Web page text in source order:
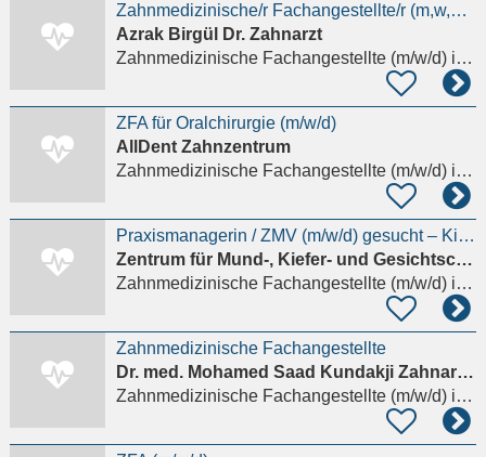
Zahnmedizinische/r Fachangestellte/r (m,w,d) in Mainz-Bretzenheim für PZR
Azrak Birgül Dr. Zahnarzt
Zahnmedizinische Fachangestellte (m/w/d)in Mainz
ZFA für Oralchirurgie (m/w/d)
AllDent Zahnzentrum
Zahnmedizinische Fachangestellte (m/w/d)in Mainz
Praxismanagerin / ZMV (m/w/d) gesucht – Kieferorthoädische Fachpraxis. Ab dem 01.10.2026 |
Zentrum für Mund-, Kiefer- und Gesichtschirurgie und Kieferorthopädie GbR
Zahnmedizinische Fachangestellte (m/w/d)in Mainz
Zahnmedizinische Fachangestellte
Dr. med. Mohamed Saad Kundakji Zahnarztpraxis
Zahnmedizinische Fachangestellte (m/w/d)in Mainz